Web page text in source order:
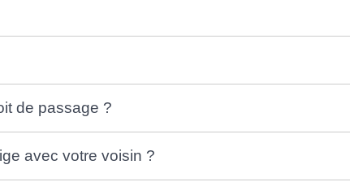
de passage ?
avec votre voisin ?